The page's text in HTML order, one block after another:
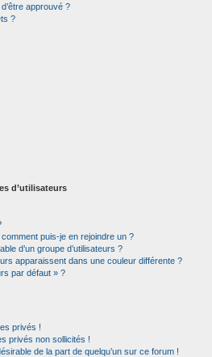
approuvé ?
?
d’utilisateurs
puis-je en rejoindre un ?
d’un groupe d’utilisateurs ?
apparaissent dans une couleur différente ?
par défaut » ?
privés !
privés non sollicités !
de la part de quelqu’un sur ce forum !